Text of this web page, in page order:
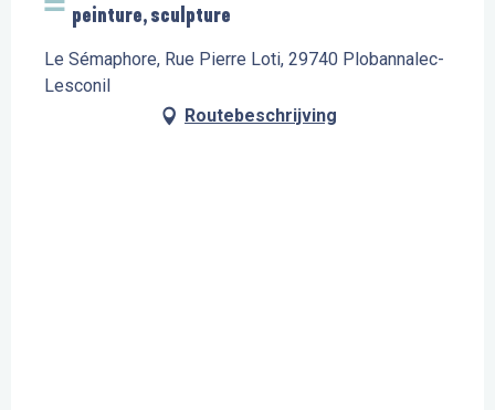
peinture, sculpture
Le Sémaphore, Rue Pierre Loti, 29740 Plobannalec-
Lesconil
Routebeschrijving